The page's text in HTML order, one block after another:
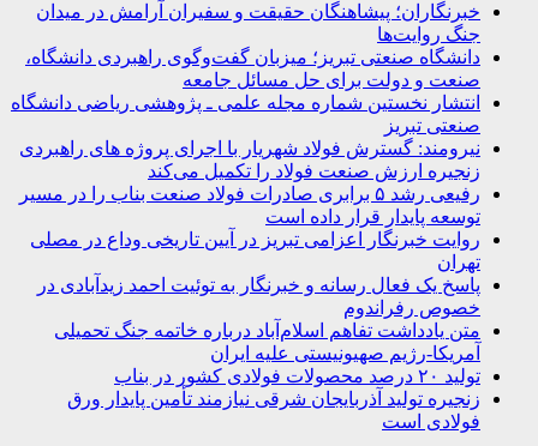
خبرنگاران؛ پیشاهنگان حقیقت و سفیران آرامش در میدان
جنگ روایت‌ها
دانشگاه صنعتی تبریز؛ میزبان گفت‌وگوی راهبردی دانشگاه،
صنعت و دولت برای حل مسائل جامعه
انتشار نخستین شماره مجله علمی ـ پژوهشی ریاضی دانشگاه
صنعتی تبریز
نیرومند: گسترش فولاد شهریار با اجرای پروژه های راهبردی
زنجیره ارزش صنعت فولاد را تکمیل می‌کند
رفیعی رشد ۵ برابری صادرات فولاد صنعت بناب را در مسیر
توسعه پایدار قرار داده است
روایت خبرنگار اعزامی تبریز در آیین تاریخی وداع در مصلی
تهران
پاسخ یک فعال رسانه و خبرنگار به توئیت احمد زیدآبادی در
خصوص رفراندوم
متن یادداشت تفاهم اسلام‌آباد درباره خاتمه جنگ تحمیلی
آمریکا-رژیم صهیونیستی علیه ایران
تولید ۲۰ درصد محصولات فولادی کشور در بناب
زنجیره تولید آذربایجان شرقی نیازمند تأمین پایدار ورق
فولادی است